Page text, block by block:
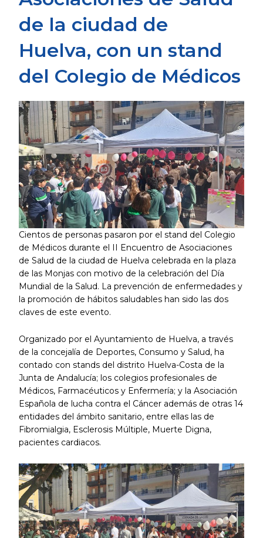
de la ciudad de
Huelva, con un stand
del Colegio de Médicos
Cientos de personas pasaron por el stand del Colegio
de Médicos durante el II Encuentro de Asociaciones
de Salud de la ciudad de Huelva celebrada en la plaza
de las Monjas con motivo de la celebración del Día
Mundial de la Salud. La prevención de enfermedades y
la promoción de hábitos saludables han sido las dos
claves de este evento.
Organizado por el Ayuntamiento de Huelva, a través
de la concejalía de Deportes, Consumo y Salud, ha
contado con stands del distrito Huelva-Costa de la
Junta de Andalucía; los colegios profesionales de
Médicos, Farmacéuticos y Enfermería; y la Asociación
Española de lucha contra el Cáncer además de otras 14
entidades del ámbito sanitario, entre ellas las de
Fibromialgia, Esclerosis Múltiple, Muerte Digna,
pacientes cardiacos.